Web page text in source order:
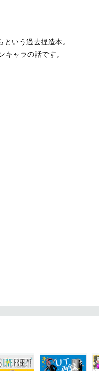
いう過去捏造本。
キャラの話です。